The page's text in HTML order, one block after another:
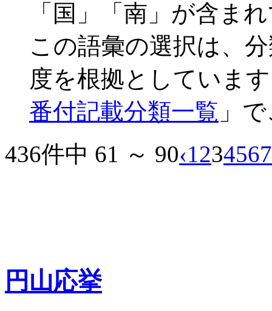
「国」「南」が含ま
この語彙の選択は、
度を根拠としていま
番付記載分類一覧 」
436件中 61 ～ 90‹1234567
円山応挙